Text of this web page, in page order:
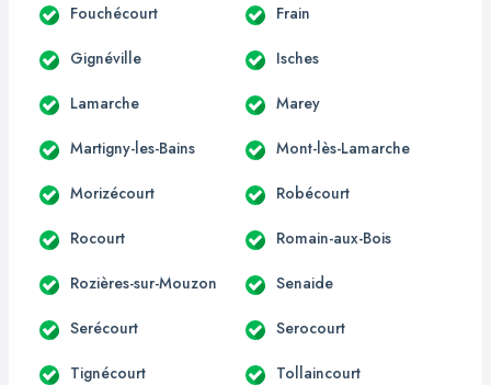
Fouchécourt Frain
Gignéville Isches
Lamarche Marey
Martigny-les-Bains Mont-lès-Lamarche
Morizécourt Robécourt
Rocourt Romain-aux-Bois
Rozières-sur-Mouzon Senaide
Serécourt Serocourt
Tignécourt Tollaincourt